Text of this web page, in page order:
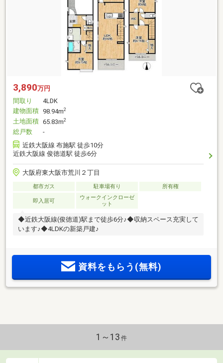
3,890万円
間取り
4LDK
建物面積 98.94m2
土地面積 65.83m2
総戸数
-
近鉄大阪線 布施駅 徒歩10分
近鉄大阪線 俊徳道駅 徒歩6分
大阪府東大阪市荒川２丁目
都市ガス 駐車場有り 所有権
即入居可
ウォークインクローゼ
ット
◆近鉄大阪線(俊徳道)駅まで徒歩6分♪◆収納スペース充実して
います♪◆4LDKの新築戸建♪
資料をもらう(無料)
1～13 件